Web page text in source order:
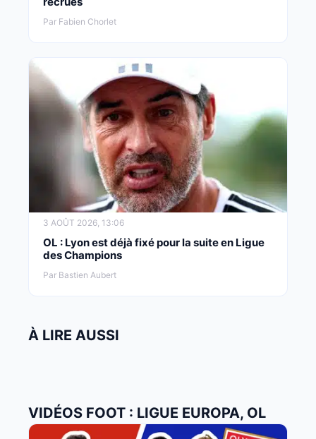
Par Fabien Chorlet
3 AOÛT 2026, 13:06
OL : Lyon est déjà fixé pour la suite en Ligue
des Champions
Par Bastien Aubert
À LIRE AUSSI
VIDÉOS FOOT : LIGUE EUROPA, OL